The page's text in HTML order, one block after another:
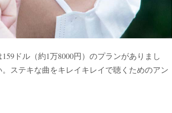
ドル（約1万8000円）のプランがありまし
ステキな曲をキレイキレイで聴くためのアン